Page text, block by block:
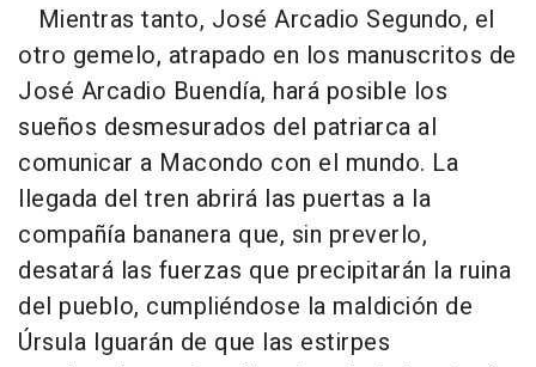
Mientras tanto, José Arcadio Segundo, el
otro gemelo, atrapado en los manuscritos de
José Arcadio Buendía, hará posible los
sueños desmesurados del patriarca al
comunicar a Macondo con el mundo. La
llegada del tren abrirá las puertas a la
compañía bananera que, sin preverlo,
desatará las fuerzas que precipitarán la ruina
del pueblo, cumpliéndose la maldición de
Úrsula Iguarán de que las estirpes